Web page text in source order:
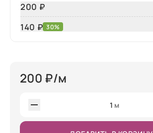
200 ₽
140 ₽ 30%
200 ₽/м
1 м